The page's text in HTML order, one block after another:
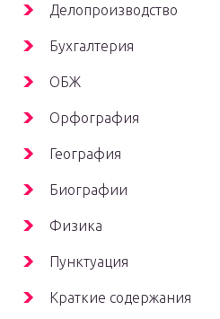
Делопроизводство
Бухгалтерия
ОБЖ
Орфография
География
Биографии
Физика
Пунктуация
Краткие содержания